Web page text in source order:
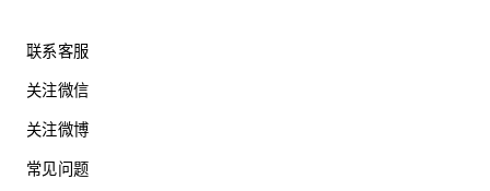
联系客服
关注微信
关注微博
常见问题